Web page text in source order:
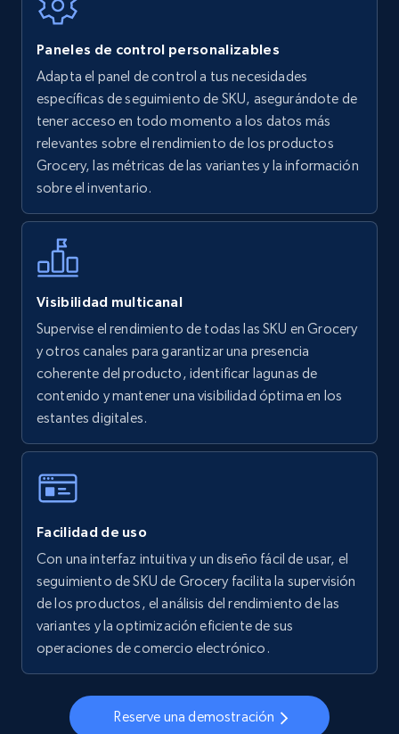
Walmart - products
URL, Final price, Sku, Currency, Gtin,
Specifications, Image urls, Top reviews, and
more.
5.6K+ 878+ Comenzar ahora
Walmart - products - Find new products by
using specific category URL
URL, Final price, Sku, Currency, Gtin,
more.
5.6K+ 878+ Comenzar ahora
specific keywords
Specifications, Image urls, Top reviews, and
more.
5.6K+ 878+ Comenzar ahora
Walmart - products - Discover products by
using sku numbers
Paneles de control personalizables
Adapta el panel de control a tus necesidades
específicas de seguimiento de SKU, asegurándote de
tener acceso en todo momento a los datos más
relevantes sobre el rendimiento de los productos
Grocery, las métricas de las variantes y la información
sobre el inventario.
Visibilidad multicanal
Supervise el rendimiento de todas las SKU en Grocery
y otros canales para garantizar una presencia
coherente del producto, identificar lagunas de
contenido y mantener una visibilidad óptima en los
estantes digitales.
Facilidad de uso
Con una interfaz intuitiva y un diseño fácil de usar, el
seguimiento de SKU de Grocery facilita la supervisión
de los productos, el análisis del rendimiento de las
variantes y la optimización eficiente de sus
operaciones de comercio electrónico.
Reserve una demostración